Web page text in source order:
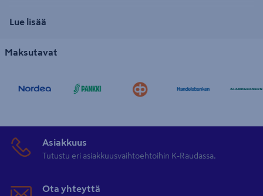
Puhalluslamppu eli toho nopeaan sulatukseen ja
Nestekaasun ansiosta poltin lämpenee nopeasti korkeisiin
kuumennustehtäviin, sulattamiseen tai maalinpoistoon. Meiltä
Lue lisää
Maksutavat
Asiakkuus
Tutustu eri asiakkuusvaihtoehtoihin K-Raudassa.
Ota yhteyttä